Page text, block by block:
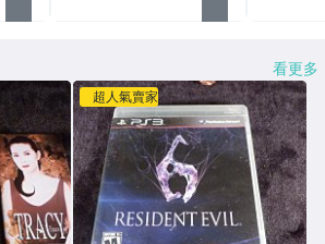
看更多
超人氣賣家